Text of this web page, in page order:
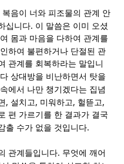
음이 너와 피조물의 관계 안
십니다. 이 말씀은 이미 오셨
몸과 마음을 다하여 관계를
하여 불편하거나 단절된 관
관계를 회복하라는 말입니
상대방을 비난하면서 탓을
에서 나만 챙기겠다는 집념
,설치고 , 미워하고 , 헐뜯고 ,
편 가르기를 한 결과가 결국
출 수가 없을 것입니다.
관계들입니다. 무엇에 깨어